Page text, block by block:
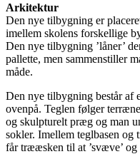
Arkitektur
Den nye tilbygning er
imellem skolens forskellige
Den nye tilbygning ’låner’
pallette, men sammenstiller
måde.
Den nye tilbygning består af
ovenpå. Teglen følger
og skulpturelt præg og man
sokler. Imellem teglbasen og
får trææsken til at ’svæve’